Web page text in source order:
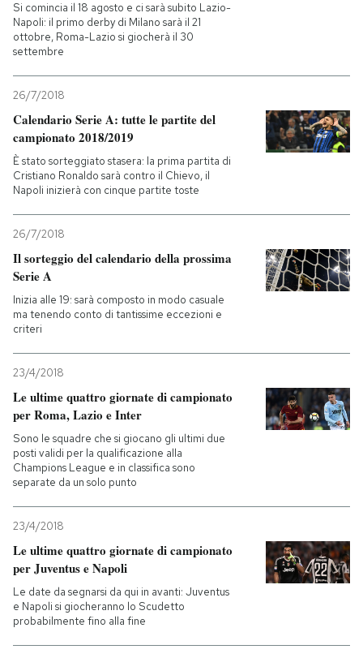
Si comincia il 18 agosto e ci sarà subito Lazio-
Napoli: il primo derby di Milano sarà il 21
ottobre, Roma-Lazio si giocherà il 30
settembre
26/7/2018
Calendario Serie A: tutte le partite del
campionato 2018/2019
È stato sorteggiato stasera: la prima partita di
Cristiano Ronaldo sarà contro il Chievo, il
Napoli inizierà con cinque partite toste
26/7/2018
Il sorteggio del calendario della prossima
Serie A
Inizia alle 19: sarà composto in modo casuale
ma tenendo conto di tantissime eccezioni e
criteri
23/4/2018
Le ultime quattro giornate di campionato
per Roma, Lazio e Inter
Sono le squadre che si giocano gli ultimi due
posti validi per la qualificazione alla
Champions League e in classifica sono
separate da un solo punto
23/4/2018
Le ultime quattro giornate di campionato
per Juventus e Napoli
Le date da segnarsi da qui in avanti: Juventus
e Napoli si giocheranno lo Scudetto
probabilmente fino alla fine